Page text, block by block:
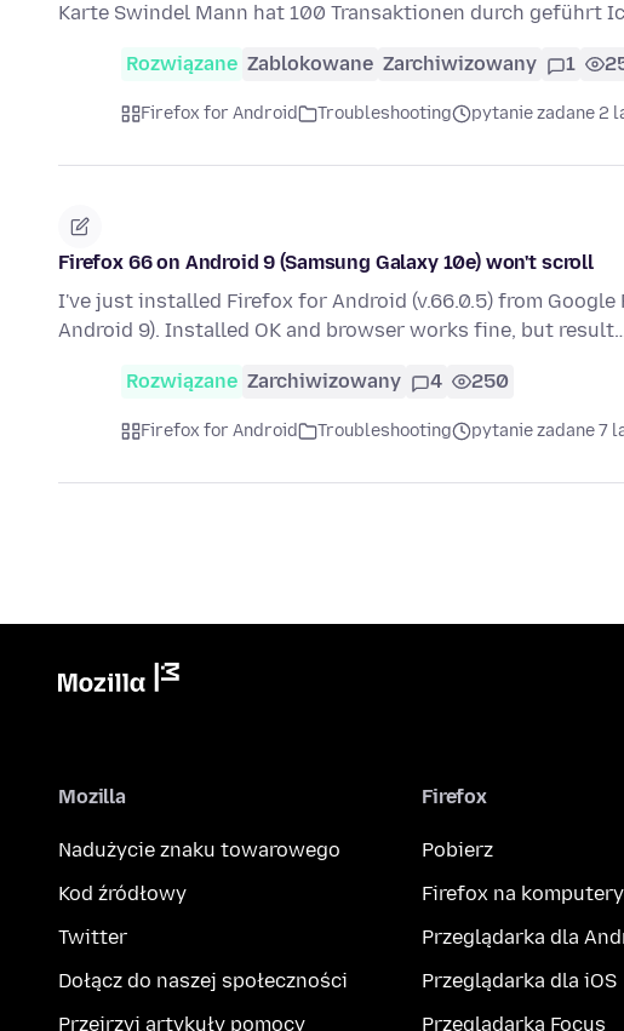
Karte Swindel Mann hat 100 Transaktionen durch geführt
Rozwiązane Zablokowane Zarchiwizowany 1
Firefox for Android Troubleshooting pytanie zadane 2
Firefox 66 on Android 9 (Samsung Galaxy 10e) won't scroll
I've just installed Firefox for Android (v.66.0.5) from Google
Android 9). Installed OK and browser works fine, but
Rozwiązane Zarchiwizowany 4 250
Firefox for Android Troubleshooting pytanie zadane 7
Mozilla
Nadużycie znaku towarowego
Kod źródłowy
Twitter
Dołącz do naszej społeczności
Przejrzyj artykuły pomocy
Firefox
Pobierz
Firefox na komputery
Przeglądarka dla
Przeglądarka dla iOS
Przeglądarka Focus